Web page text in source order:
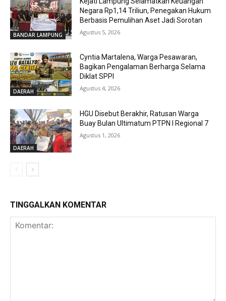
BANDAR LAMPUNG
Negara Rp1,14 Triliun, Penegakan Hukum
Berbasis Pemulihan Aset Jadi Sorotan
Agustus 5, 2026
DAERAH
Cyntia Martalena, Warga Pesawaran,
Bagikan Pengalaman Berharga Selama
Diklat SPPI
Agustus 4, 2026
DAERAH
HGU Disebut Berakhir, Ratusan Warga
Buay Bulan Ultimatum PTPN I Regional 7
Agustus 1, 2026
TINGGALKAN KOMENTAR